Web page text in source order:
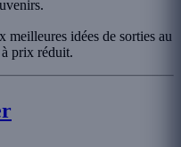
idées de sorties au
prix réduit.